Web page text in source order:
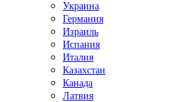
Украина
Германия
Израиль
Испания
Италия
Казахстан
Канада
Латвия